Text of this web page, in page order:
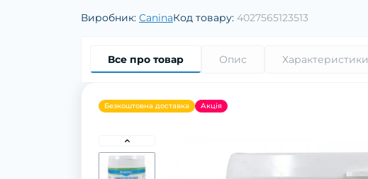
Виробник: CaninaКод товару: 4027565123513
Все про товар Опис Характеристики
Безкоштовна доставка Акція